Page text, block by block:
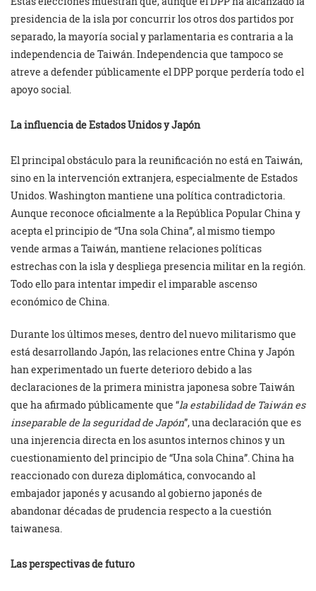
presidencia de la isla por concurrir los otros dos partidos por
separado, la mayoría social y parlamentaria es contraria a la
independencia de Taiwán. Independencia que tampoco se
atreve a defender públicamente el DPP porque perdería todo el
apoyo social.
La influencia de Estados Unidos y Japón
El principal obstáculo para la reunificación no está en Taiwán,
sino en la intervención extranjera, especialmente de Estados
Unidos. Washington mantiene una política contradictoria.
Aunque reconoce oficialmente a la República Popular China y
acepta el principio de “Una sola China”, al mismo tiempo
vende armas a Taiwán, mantiene relaciones políticas
estrechas con la isla y despliega presencia militar en la región.
Todo ello para intentar impedir el imparable ascenso
económico de China.
Durante los últimos meses, dentro del nuevo militarismo que
está desarrollando Japón, las relaciones entre China y Japón
han experimentado un fuerte deterioro debido a las
declaraciones de la primera ministra japonesa sobre Taiwán
que ha afirmado públicamente que “la estabilidad de Taiwán es
inseparable de la seguridad de Japón”, una declaración que es
una injerencia directa en los asuntos internos chinos y un
cuestionamiento del principio de “Una sola China”. China ha
reaccionado con dureza diplomática, convocando al
embajador japonés y acusando al gobierno japonés de
abandonar décadas de prudencia respecto a la cuestión
taiwanesa.
Las perspectivas de futuro